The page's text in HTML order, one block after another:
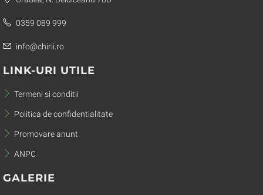
0359 089 999
info@chirii.ro
LINK-URI UTILE
Termeni si conditii
Politica de confidentialitate
Promovare anunt
ANPC
GALERIE